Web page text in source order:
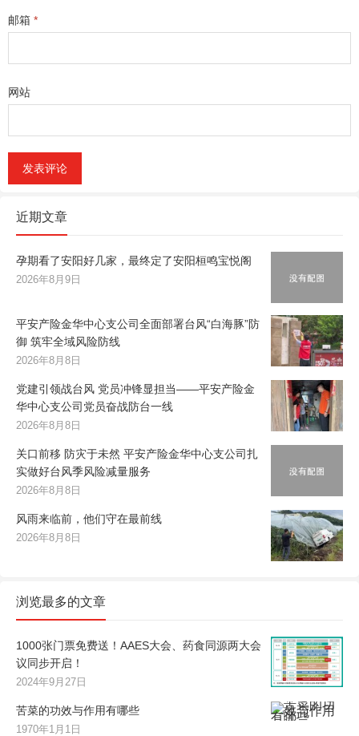
邮箱 *
网站
近期文章
孕期看了安阳好几家，最终定了安阳桓鸣宝悦阁
2026年8月9日
平安产险金华中心支公司全面部署台风“白海豚”防
御 筑牢全域风险防线
2026年8月8日
党建引领战台风 党员冲锋显担当——平安产险金
华中心支公司党员奋战防台一线
2026年8月8日
关口前移 防灾于未然 平安产险金华中心支公司扎
实做好台风季风险减量服务
2026年8月8日
风雨来临前，他们守在最前线
2026年8月8日
浏览最多的文章
1000张门票免费送！AAES大会、药食同源两大会
议同步开启！
2024年9月27日
苦菜的功效与作用有哪些
1970年1月1日